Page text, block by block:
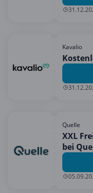
Kavalio
Quelle
XXL
bei